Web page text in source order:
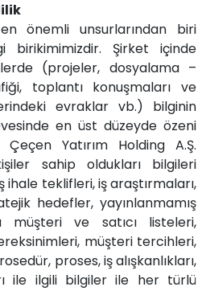
en önemli unsurlarından biri
birikimimizdir. Şirket içinde
(projeler, dosyalama –
toplantı konuşmaları ve
evraklar vb.) bilginin
en üst düzeyde özeni
Yatırım Holding A.Ş.
sahip oldukları bilgileri
ihale teklifleri, iş araştırmaları,
hedefler, yayınlanmamış
müşteri ve satıcı listeleri,
müşteri tercihleri,
proses, iş alışkanlıkları,
ile ilgili bilgiler ile her türlü